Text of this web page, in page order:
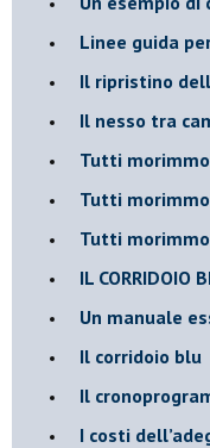
​Linee guida
​Il ripristino
Il nesso tra
Tutti
Tutti
​Tutti
IL
Un manuale
Il corridoio blu
​Il
​I costi